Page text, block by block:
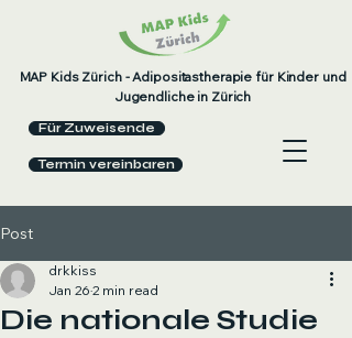
MAP Kids Zürich - Adipositastherapie für Kinder und
Jugendliche in Zürich
Termin vereinbaren
Für Zuweisende
Post
Die nationale Studie
drkkiss
Jan 26 2 min read